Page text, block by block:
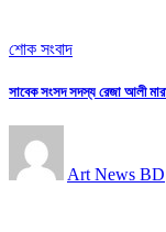
শোক সংবাদ
সাবেক সংসদ সদস্য রেজা আলী
Art News BD